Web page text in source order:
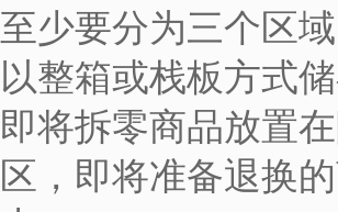
至少要分为三个区
以整箱或栈板方式
即将拆零商品放置
区，即将准备退换